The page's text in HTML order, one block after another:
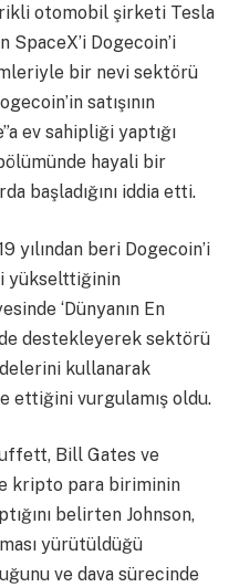
otomobil şirketi Tesla
Dogecoin’i
bir nevi sektörü
satışının
ev sahipliği yaptığı
hayali bir
başladığını iddia etti.
yılından beri Dogecoin’i
yükselttiğinin
‘Dünyanın En
de destekleyerek sektörü
kullanarak
ettiğini vurgulamış oldu.
Bill Gates ve
kripto para biriminin
belirten Johnson,
yürütüldüğü
ve dava sürecinde